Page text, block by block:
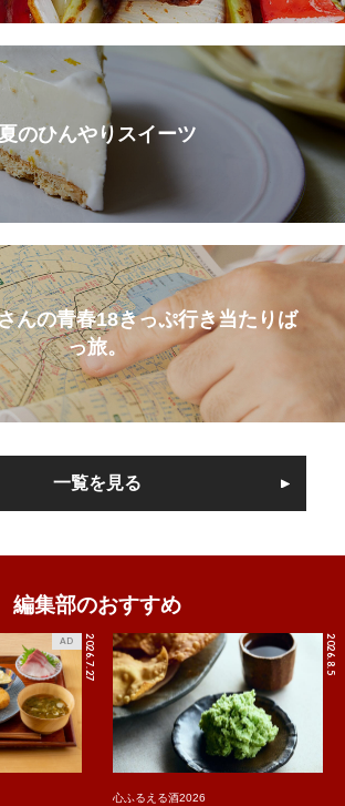
夏のひんやりスイーツ
んの青春18きっぷ行き当たりば
っ旅。
一覧を見る
編集部のおすすめ
2026.7.27
AD 2026.8.5
心ふるえる酒2026